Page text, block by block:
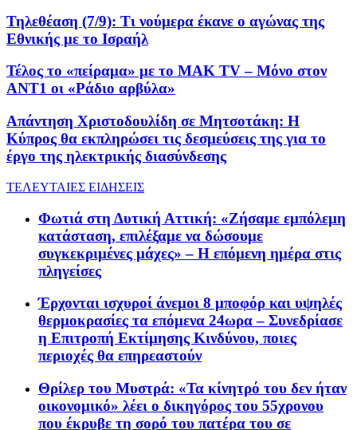
Τηλεθέαση (7/9): Τι νούμερα έκανε ο αγώνας της
Εθνικής με το Ισραήλ
Τέλος το «πείραμα» με το ΜΑΚ TV – Μόνο στον
ΑΝΤ1 οι «Ράδιο αρβύλα»
Απάντηση Χριστοδουλίδη σε Μητσοτάκη: Η
Κύπρος θα εκπληρώσει τις δεσμεύσεις της για το
έργο της ηλεκτρικής διασύνδεσης
ΤΕΛΕΥΤΑΙΕΣ ΕΙΔΗΣΕΙΣ
Φωτιά στη Δυτική Αττική: «Ζήσαμε εμπόλεμη
κατάσταση, επιλέξαμε να δώσουμε
συγκεκριμένες μάχες» – Η επόμενη ημέρα στις
πληγείσες
Έρχονται ισχυροί άνεμοι 8 μποφόρ και υψηλές
θερμοκρασίες τα επόμενα 24ωρα – Συνεδρίασε
η Επιτροπή Εκτίμησης Κινδύνου, ποιες
περιοχές θα επηρεαστούν
Θρίλερ του Μυστρά: «Τα κίνητρό του δεν ήταν
οικονομικό» λέει ο δικηγόρος του 55χρονου
που έκρυβε τη σορό του πατέρα του σε